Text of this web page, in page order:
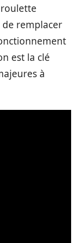
remplacer
est la clé
à